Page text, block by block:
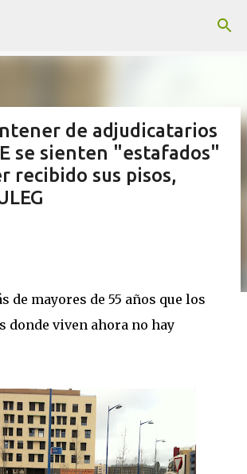
de adjudicatarios
se sienten "estafados"
recibido sus pisos,
de mayores de 55 años que los
donde viven ahora no hay